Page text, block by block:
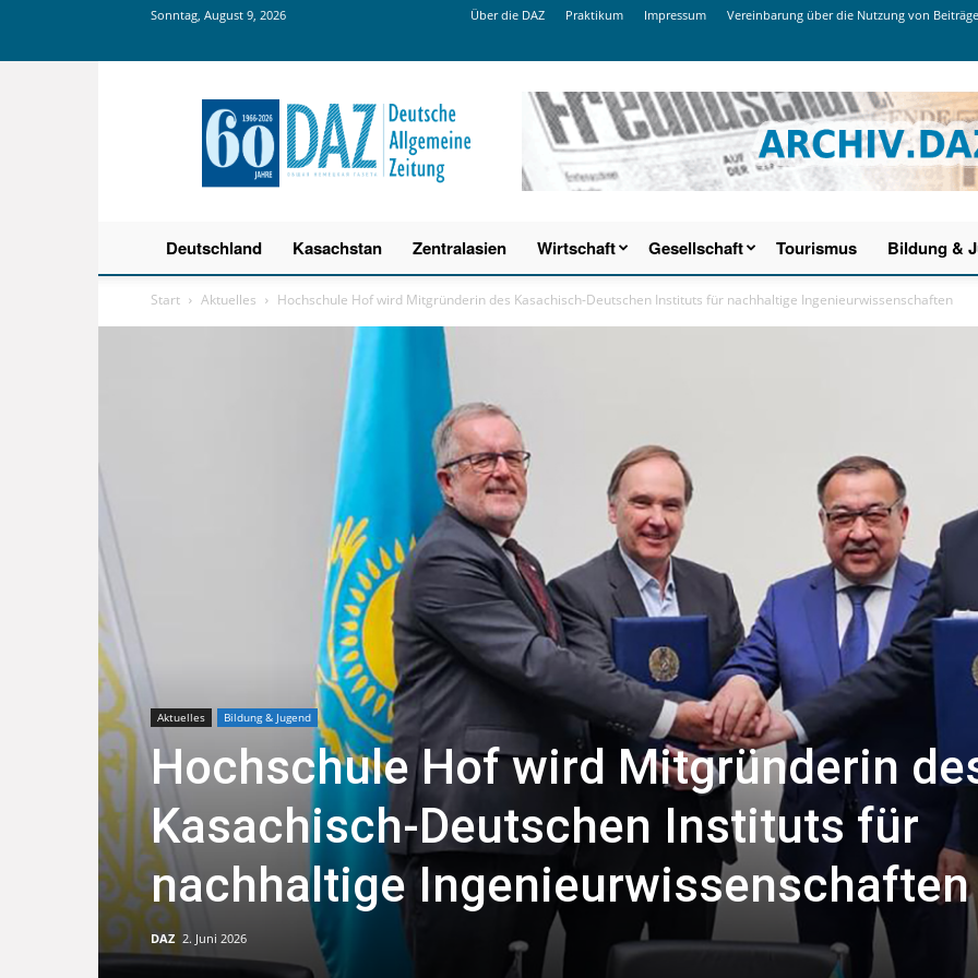
Sonntag, August 9, 2026 Über die DAZ Praktikum Impressum Vereinbarung über die Nutzung von
Deutsche
Allgemeine
Zeitung
Deutschland Kasachstan Zentralasien Wirtschaft Gesellschaft Tourismus Bildung &
Start Aktuelles Hochschule Hof wird Mitgründerin des Kasachisch-Deutschen Instituts für nachhaltige Ingenieurwissenschaften
Aktuelles Bildung & Jugend
Hochschule Hof wird Mitgründerin
Kasachisch-Deutschen Instituts für
nachhaltige Ingenieurwissenschaften
DAZ 2. Juni 2026